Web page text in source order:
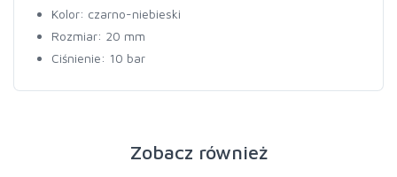
Kolor: czarno-niebieski
Rozmiar: 20 mm
Ciśnienie: 10 bar
Zobacz również